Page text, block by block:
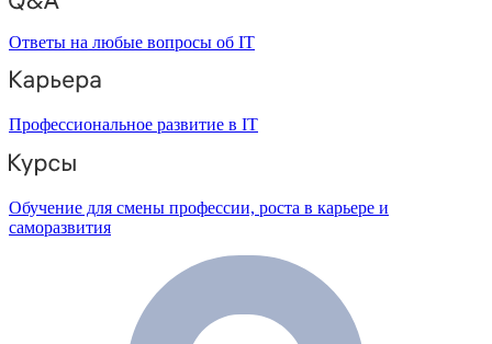
Ответы на любые вопросы об IT
Профессиональное развитие в IT
Обучение для смены профессии, роста в карьере и
саморазвития